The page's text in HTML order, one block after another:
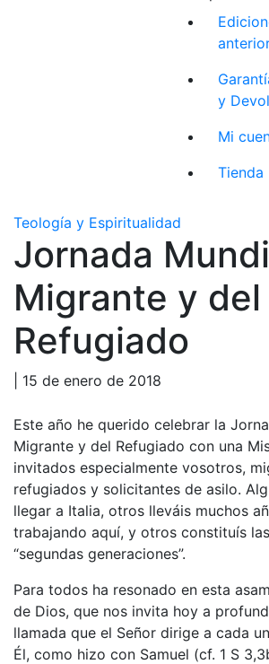
y
Mi
Tienda
Teología y Espiritualidad
Jornada
Migrante y del
Refugiado
| 15 de enero de 2018
Este año he querido celebrar la
Migrante y del Refugiado con una
invitados especialmente vosotros,
refugiados y solicitantes de asilo.
llegar a Italia, otros lleváis muchos
trabajando aquí, y otros constituís
“segundas generaciones”.
Para todos ha resonado en esta
de Dios, que nos invita hoy a
llamada que el Señor dirige a cada
Él, como hizo con Samuel (cf. 1 S